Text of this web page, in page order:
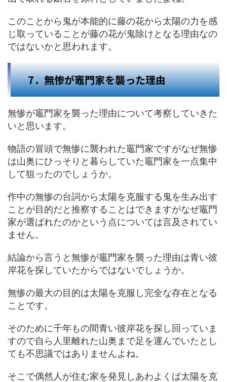
このことから鬼が本能的に藤の花から太陽の力を感
じ取っていることが藤の花が鬼除けとなる理由なの
ではないかと思われます。
7．無惨が竈門家を襲った理由
無惨が竈門家を襲った理由について考察していきた
いと思います。
物語の冒頭で無惨に襲われた竈門家ですがなぜ無惨
は山奥にひっそりと暮らしていた竈門家を一点集中
して狙ったのでしょうか。
作中の無惨の台詞から太陽を克服する鬼を生み出す
ことが目的だと推察することはできますがなぜ竈門
家が選ばれたのかという点については言及されてい
ません。
結論から言うと無惨が竈門家を襲った理由は青い彼
岸花を探していたからではないでしょうか。
無惨の最大の目的は太陽を克服し完全な存在となる
ことです。
そのために千年もの間青い彼岸花を探し回っていま
すので自ら人里離れた山奥まで足を運んでいたとし
ても不思議ではありませんよね。
そこで偶然人が住む家を発見しあわよくば太陽を克